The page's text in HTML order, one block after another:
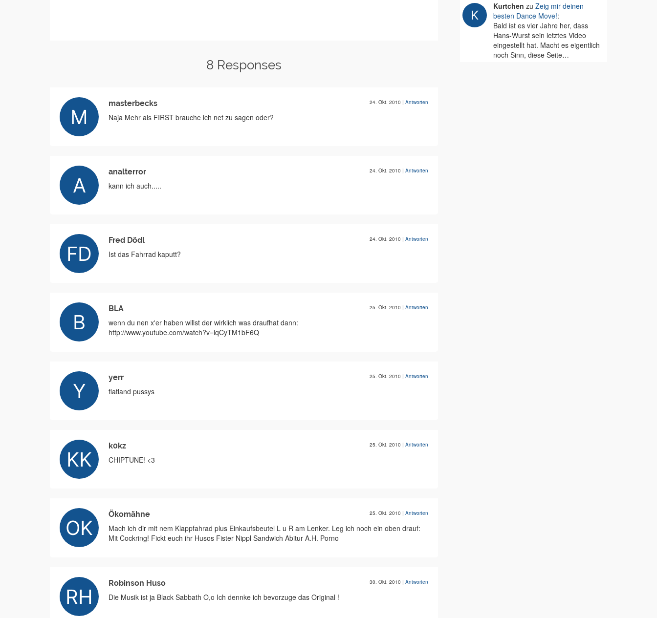
8 Responses
masterbecks 24. Okt. 2010 | Antworten
Naja Mehr als FIRST brauche ich net zu sagen oder?
analterror 24. Okt. 2010 | Antworten
kann ich auch.....
Fred Dödl 24. Okt. 2010 | Antworten
Ist das Fahrrad kaputt?
BLA 25. Okt. 2010 | Antworten
wenn du nen x'er haben willst der wirklich was draufhat dann:
http://www.youtube.com/watch?v=lqCyTM1bF6Q
yerr 25. Okt. 2010 | Antworten
flatland pussys
k0kz 25. Okt. 2010 | Antworten
CHIPTUNE! <3
Ökomähne 25. Okt. 2010 | Antworten
Mach ich dir mit nem Klappfahrad plus Einkaufsbeutel L u R am Lenker. Leg ich noch ein oben drauf:
Mit Cockring! Fickt euch ihr Husos Fister Nippl Sandwich Abitur A.H. Porno
Robinson Huso 30. Okt. 2010 | Antworten
Die Musik ist ja Black Sabbath O,o Ich dennke ich bevorzuge das Original !
Kurtchen zu Zeig mir deinen
besten Dance Move!:
Bald ist es vier Jahre her, dass
Hans-Wurst sein letztes Video
eingestellt hat. Macht es eigentlich
noch Sinn, diese Seite…